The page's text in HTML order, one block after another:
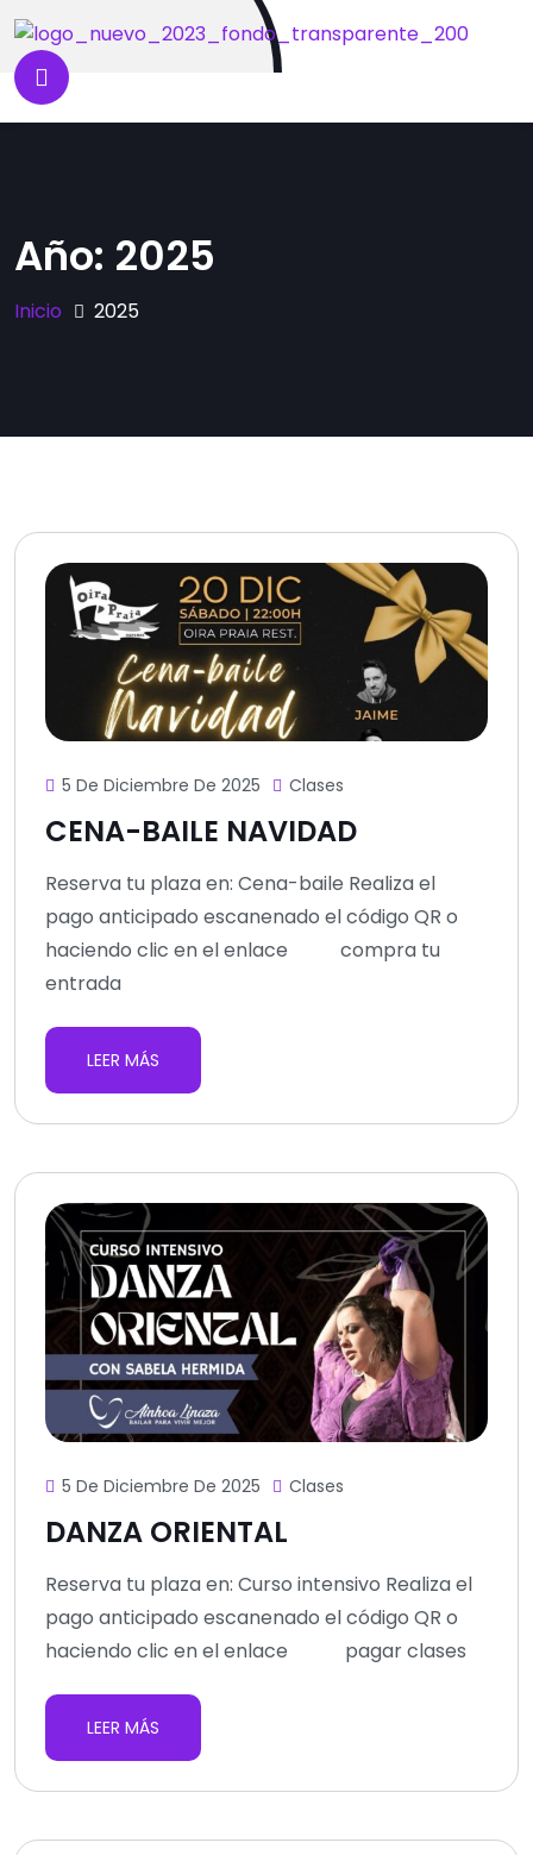
Año: 2025
Inicio 2025
5 De Diciembre De 2025 Clases
CENA-BAILE NAVIDAD
Reserva tu plaza en: Cena-baile Realiza el
pago anticipado escanenado el código QR o
haciendo clic en el enlace compra tu
entrada
LEER MÁS
5 De Diciembre De 2025 Clases
DANZA ORIENTAL
Reserva tu plaza en: Curso intensivo Realiza el
pago anticipado escanenado el código QR o
haciendo clic en el enlace pagar clases
LEER MÁS